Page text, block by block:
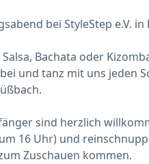
bei StyleStep e.V.
Bachata oder
und tanz mit uns jeden
sind herzlich
16 Uhr) und
Zuschauen kommen.